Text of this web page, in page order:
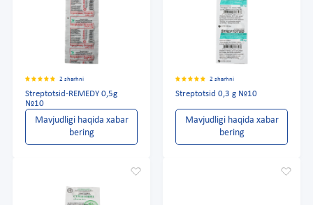
2 sharhni
Streptotsid-REMEDY 0,5g
№10
Mavjudligi haqida xabar
bering
2 sharhni
Streptotsid 0,3 g №10
Mavjudligi haqida xabar
bering